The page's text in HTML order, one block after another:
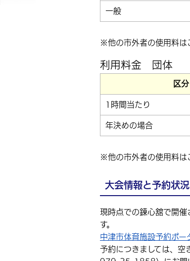
一般
※他の市外者の使用料は
利用料金 団体
区分
1時間当たり
年決めの場合
※他の市外者の使用料は
大会情報と予約状況
現時点での錬心舘で開
す。
中津市体育施設予約ポー
予約につきましては、空